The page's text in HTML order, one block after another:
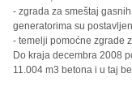
- zgrada za smeštaj
generatorima su
- temelji pomoćne zgrade
Do kraja decembra 2008
11.004 m3 betona i u taj